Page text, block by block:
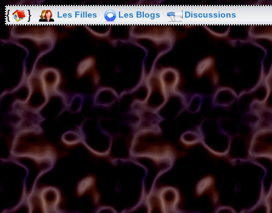
Les Filles Les Blogs Discussions